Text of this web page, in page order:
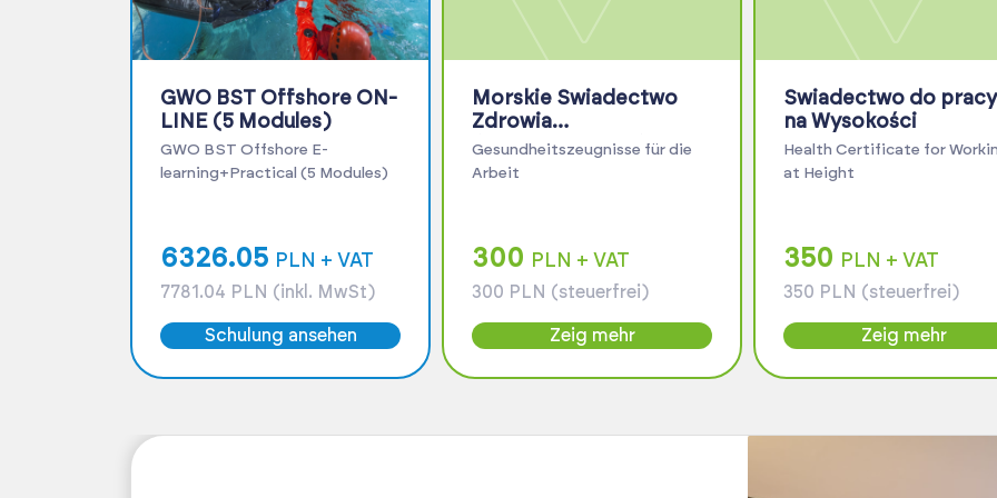
GWO BST Offshore ON-
LINE (5 Modules)
GWO BST Offshore E-
learning+Practical (5 Modules)
6326.05 PLN + VAT
7781.04 PLN (inkl. MwSt)
Schulung ansehen
Morskie Świadectwo
Zdrowia
(MLC/ILO/STCW)
Gesundheitszeugnisse für die
Arbeit
300 PLN + VAT
300 PLN (steuerfrei)
Zeig mehr
Świadectwo do pracy
na Wysokości
Health Certificate for
at Height
350 PLN + VAT
350 PLN (steuerfrei)
Zeig mehr